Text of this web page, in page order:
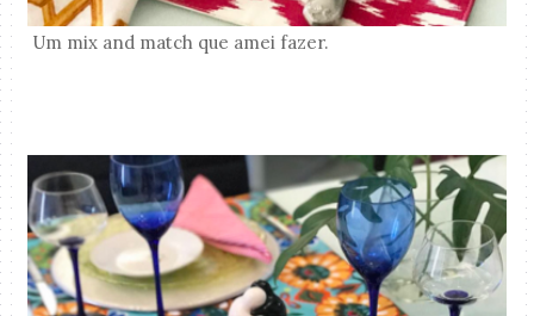
Um mix and match que amei fazer.